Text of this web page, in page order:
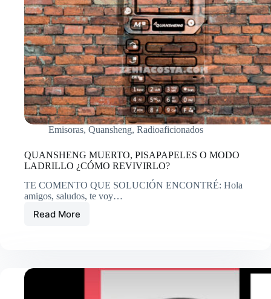
Emisoras, Quansheng, Radioaficionados
QUANSHENG MUERTO, PISAPAPELES O MODO
LADRILLO ¿CÓMO REVIVIRLO?
TE COMENTO QUE SOLUCIÓN ENCONTRÉ: Hola
amigos, saludos, te voy…
Read MoreQUANSHENG